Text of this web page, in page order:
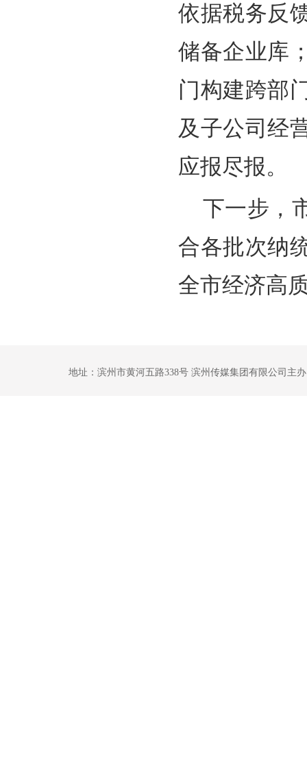
依据税务反
储备企业库
门构建跨部
及子公司经
应报尽报。
下一步，
合各批次纳
全市经济高
地址：滨州市黄河五路338号 滨州传媒集团有限公司主